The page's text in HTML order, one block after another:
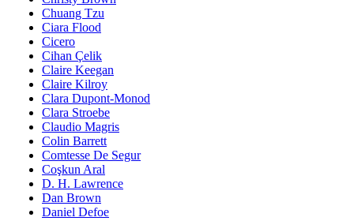
Chuang Tzu
Ciara Flood
Cicero
Cihan Çelik
Claire Keegan
Claire Kilroy
Clara Dupont-Monod
Clara Stroebe
Claudio Magris
Colin Barrett
Comtesse De Segur
Coşkun Aral
D. H. Lawrence
Dan Brown
Daniel Defoe